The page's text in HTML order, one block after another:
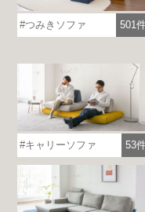
この機会に
※
つみきソファ 501
キャリーソファ 53